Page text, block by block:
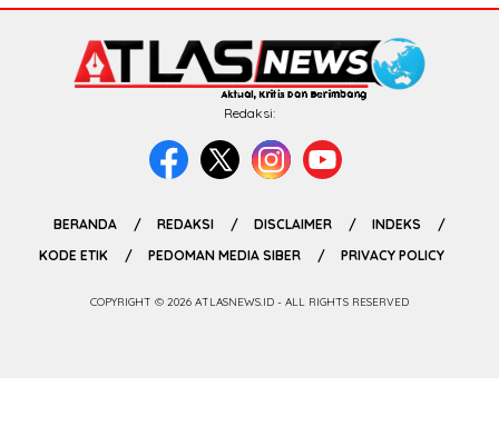
Redaksi:
BERANDA REDAKSI DISCLAIMER
INDEKS
KODE ETIK
PEDOMAN MEDIA SIBER PRIVACY POLICY
COPYRIGHT © 2026 ATLASNEWS.ID - ALL RIGHTS RESERVED